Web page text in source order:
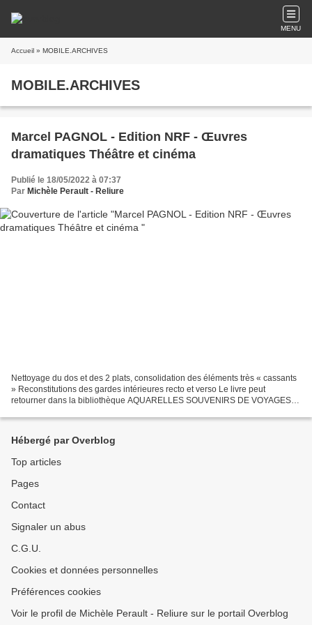
MENU
Accueil » MOBILE.ARCHIVES
MOBILE.ARCHIVES
Marcel PAGNOL - Edition NRF - Œuvres
dramatiques Théâtre et cinéma
Publié le 18/05/2022 à 07:37
Par Michèle Perault - Reliure
Nettoyage du dos et des 2 plats, consolidation des éléments très « cassants
» Reconstitutions des gardes intérieures recto et verso Le livre peut
retourner dans la bibliothèque AQUARELLES SOUVENIRS DE VOYAGES
Hébergé par Overblog
Top articles
Pages
Contact
Signaler un abus
C.G.U.
Cookies et données personnelles
Préférences cookies
Voir le profil de Michèle Perault - Reliure sur le portail Overblog